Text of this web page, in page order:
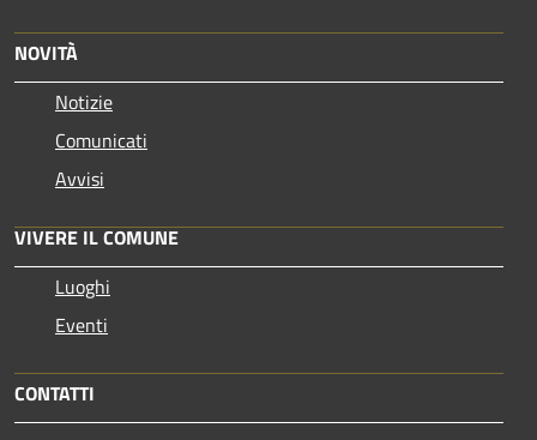
NOVITÀ
Notizie
Comunicati
Avvisi
VIVERE IL COMUNE
Luoghi
Eventi
CONTATTI